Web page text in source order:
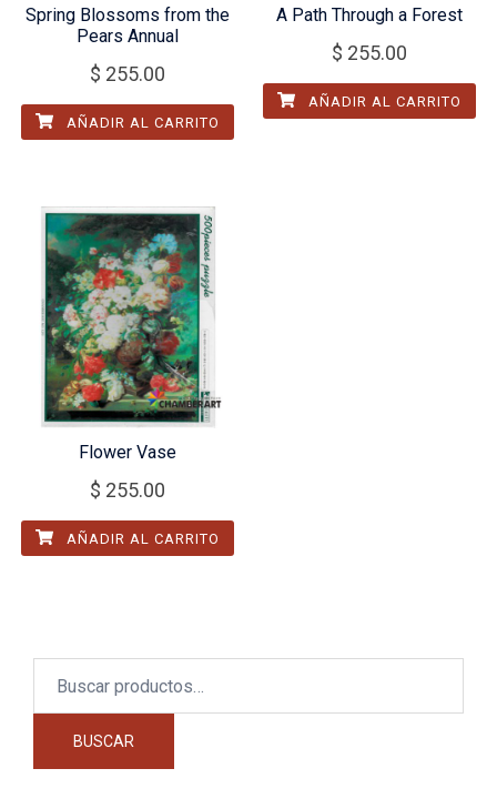
Spring Blossoms from the
Pears Annual
$ 255.00
AÑADIR AL CARRITO
A Path Through a Forest
$ 255.00
AÑADIR AL CARRITO
Flower Vase
$ 255.00
AÑADIR AL CARRITO
BUSCAR